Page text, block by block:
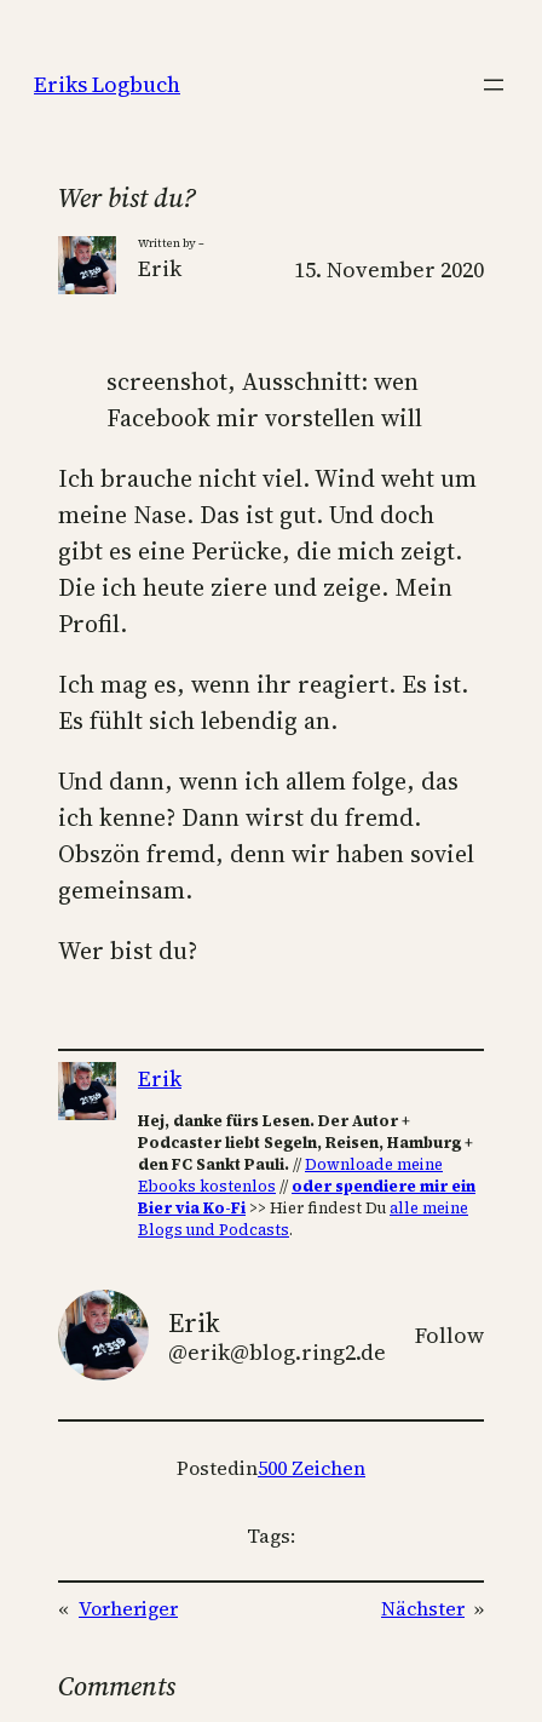
springen
Eriks Logbuch
Wer bist du?
Written by –
Erik 15. November 2020
screenshot, Ausschnitt: wen
Facebook mir vorstellen will
Ich brauche nicht viel. Wind weht um
meine Nase. Das ist gut. Und doch
gibt es eine Perücke, die mich zeigt.
Die ich heute ziere und zeige. Mein
Profil.
Ich mag es, wenn ihr reagiert. Es ist.
Es fühlt sich lebendig an.
Und dann, wenn ich allem folge, das
ich kenne? Dann wirst du fremd.
Obszön fremd, denn wir haben soviel
gemeinsam.
Wer bist du?
Erik
Hej, danke fürs Lesen. Der Autor +
Podcaster liebt Segeln, Reisen, Hamburg +
den FC Sankt Pauli.//Downloade meine
Ebooks kostenlos //oder spendiere mir ein
Bier via Ko-Fi >> Hier findest Dualle meine
Blogs und Podcasts.
Erik
@erik@blog.ring2.de
Follow
Postedin500 Zeichen
Tags:
« Vorheriger Nächster »
Comments